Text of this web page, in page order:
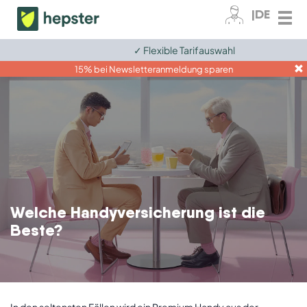
|DE
Zum Kundenkonto
Elektronik
Tiere
Grundversicherungen
Ratgeber
Für Unternehmen
✓ Flexible Tarifauswahl
15% bei Newsletteranmeldung sparen
Welche Handyversicherung ist die
Beste?